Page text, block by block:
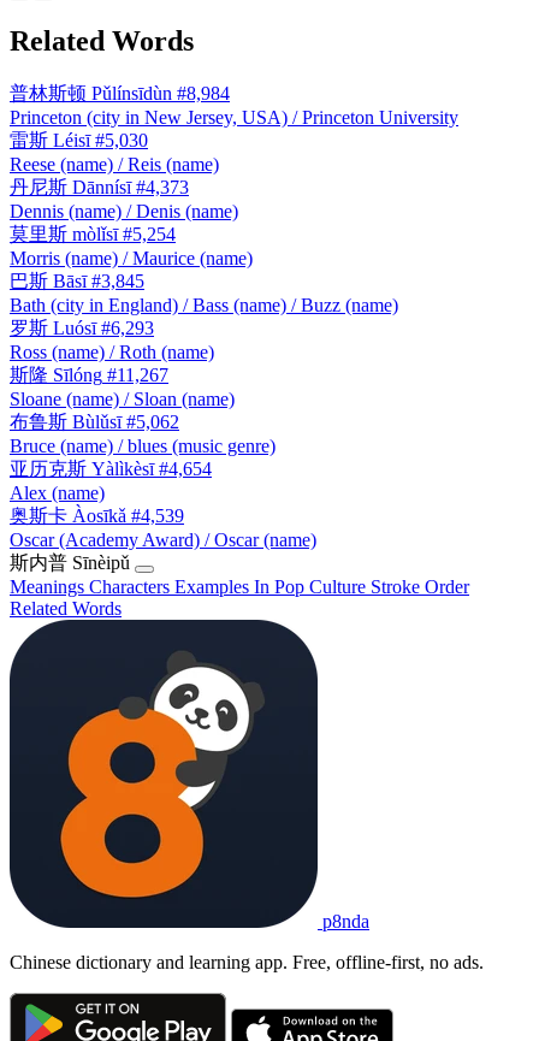
Related Words
普林斯顿 Pǔlínsīdùn #8,984
Princeton (city in New Jersey, USA) / Princeton University
雷斯 Léisī #5,030
Reese (name) / Reis (name)
丹尼斯 Dānnísī #4,373
Dennis (name) / Denis (name)
莫里斯 mòlǐsī #5,254
Morris (name) / Maurice (name)
巴斯 Bāsī #3,845
Bath (city in England) / Bass (name) / Buzz (name)
罗斯 Luósī #6,293
Ross (name) / Roth (name)
斯隆 Sīlóng #11,267
Sloane (name) / Sloan (name)
布鲁斯 Bùlǔsī #5,062
Bruce (name) / blues (music genre)
亚历克斯 Yàlìkèsī #4,654
Alex (name)
奥斯卡 Àosīkǎ #4,539
Oscar (Academy Award) / Oscar (name)
斯内普 Sīnèipǔ
Meanings Characters Examples In Pop Culture Stroke Order
Related Words
p8nda
Chinese dictionary and learning app. Free, offline-first, no ads.